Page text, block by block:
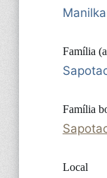
Família
Família
Local